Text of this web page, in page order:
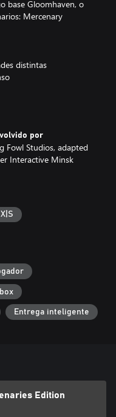
base Gloomhaven, o
Mercenary
distintas
duas campanhas
para até 4
acrescenta 4 classes:
assim como 25
inclui 17 cenários
Conclui-os para
por
Fowl Studios, adapted
Interactive Minsk
Entrega inteligente
Edition